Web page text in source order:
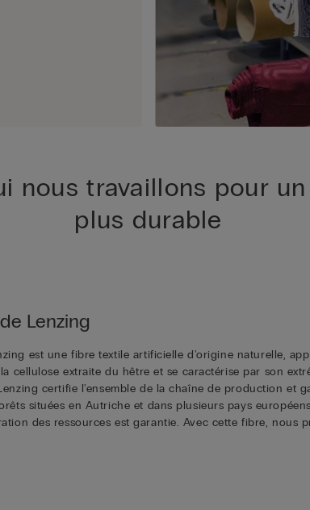
nous travaillons pour
plus durable
Lenzing
est une fibre textile artificielle d'origine naturelle,
cellulose extraite du hêtre et se caractérise par son
certifie l'ensemble de la chaîne de production et
situées en Autriche et dans plusieurs pays
des ressources est garantie. Avec cette fibre, nous